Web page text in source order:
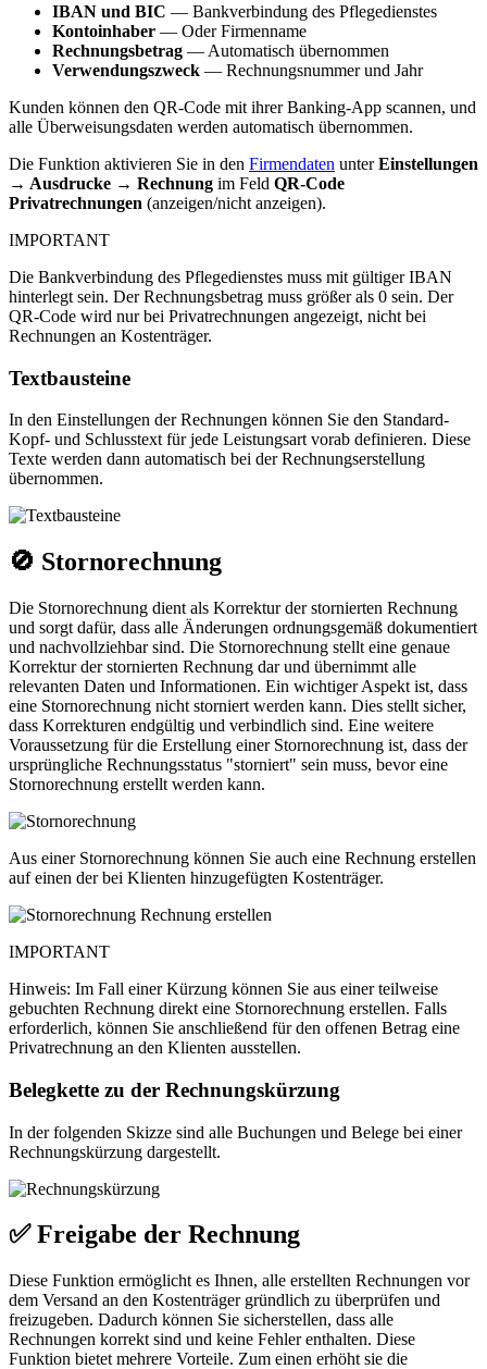
IBAN und BIC — Bankverbindung des Pflegedienstes
Kontoinhaber — Oder Firmenname
Rechnungsbetrag — Automatisch übernommen
Verwendungszweck — Rechnungsnummer und Jahr
Kunden können den QR-Code mit ihrer Banking-App scannen, und
alle Überweisungsdaten werden automatisch übernommen.
Die Funktion aktivieren Sie in den Firmendaten unterEinstellungen
→ Ausdrucke → Rechnung im Feld QR-Code
Privatrechnungen (anzeigen/nicht anzeigen).
IMPORTANT
Die Bankverbindung des Pflegedienstes muss mit gültiger IBAN
hinterlegt sein. Der Rechnungsbetrag muss größer als 0 sein. Der
QR-Code wird nur bei Privatrechnungen angezeigt, nicht bei
Rechnungen an Kostenträger.
Textbausteine
In den Einstellungen der Rechnungen können Sie den Standard-
Kopf- und Schlusstext für jede Leistungsart vorab definieren. Diese
Texte werden dann automatisch bei der Rechnungserstellung
übernommen.
🚫 Stornorechnung
Die Stornorechnung dient als Korrektur der stornierten Rechnung
und sorgt dafür, dass alle Änderungen ordnungsgemäß dokumentiert
und nachvollziehbar sind. Die Stornorechnung stellt eine genaue
Korrektur der stornierten Rechnung dar und übernimmt alle
relevanten Daten und Informationen. Ein wichtiger Aspekt ist, dass
eine Stornorechnung nicht storniert werden kann. Dies stellt sicher,
dass Korrekturen endgültig und verbindlich sind. Eine weitere
Voraussetzung für die Erstellung einer Stornorechnung ist, dass der
ursprüngliche Rechnungsstatus "storniert" sein muss, bevor eine
Stornorechnung erstellt werden kann.
Aus einer Stornorechnung können Sie auch eine Rechnung erstellen
auf einen der bei Klienten hinzugefügten Kostenträger.
IMPORTANT
Hinweis: Im Fall einer Kürzung können Sie aus einer teilweise
gebuchten Rechnung direkt eine Stornorechnung erstellen. Falls
erforderlich, können Sie anschließend für den offenen Betrag eine
Privatrechnung an den Klienten ausstellen.
Belegkette zu der Rechnungskürzung
In der folgenden Skizze sind alle Buchungen und Belege bei einer
Rechnungskürzung dargestellt.
✅ Freigabe der Rechnung
Diese Funktion ermöglicht es Ihnen, alle erstellten Rechnungen vor
dem Versand an den Kostenträger gründlich zu überprüfen und
freizugeben. Dadurch können Sie sicherstellen, dass alle
Rechnungen korrekt sind und keine Fehler enthalten. Diese
Funktion bietet mehrere Vorteile. Zum einen erhöht sie die